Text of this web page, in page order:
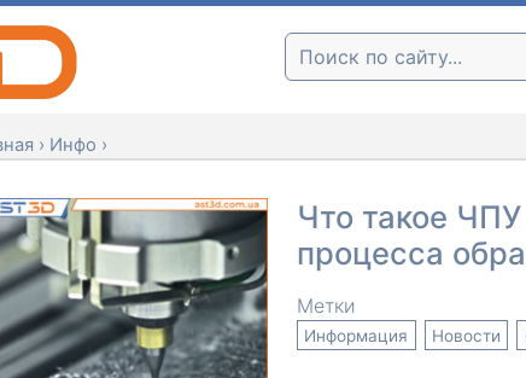
Поиск:
› Инфо ›
Что такое
процесса
Метки
Информация Новости